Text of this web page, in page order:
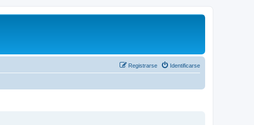
Identificarse
Registrarse